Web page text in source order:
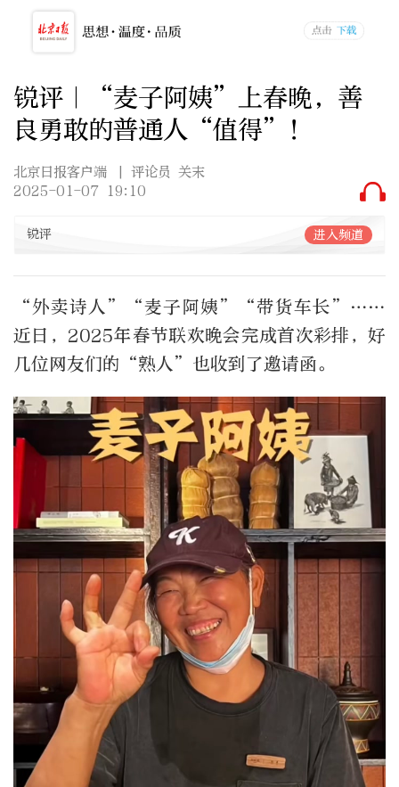
锐评｜“麦子阿姨”上春晚，善
良勇敢的普通人“值得”！
北京日报客户端
| 评论员 关末
2025-01-07 19:10
锐评 进入频道
“外卖诗人”“麦子阿姨”“带货车长”……
近日，2025年春节联欢晚会完成首次彩排，好
几位网友们的“熟人”也收到了邀请函。